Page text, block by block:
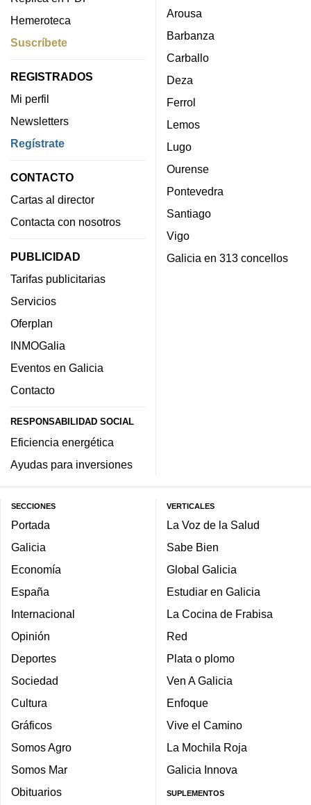
Hemeroteca
Suscríbete
REGISTRADOS
Mi perfil
Newsletters
Regístrate
CONTACTO
Cartas al director
Contacta con nosotros
PUBLICIDAD
Tarifas publicitarias
Servicios
Oferplan
INMOGalia
Eventos en Galicia
Contacto
RESPONSABILIDAD SOCIAL
Eficiencia energética
Ayudas para inversiones
Arousa
Barbanza
Carballo
Deza
Ferrol
Lemos
Lugo
Ourense
Pontevedra
Santiago
Vigo
Galicia en 313 concellos
SECCIONES
Portada
Galicia
Economía
España
Internacional
Opinión
Deportes
Sociedad
Cultura
Gráficos
Somos Agro
Somos Mar
Obituarios
VERTICALES
La Voz de la Salud
Sabe Bien
Global Galicia
Estudiar en Galicia
La Cocina de Frabisa
Red
Plata o plomo
Ven A Galicia
Enfoque
Vive el Camino
La Mochila Roja
Galicia Innova
SUPLEMENTOS